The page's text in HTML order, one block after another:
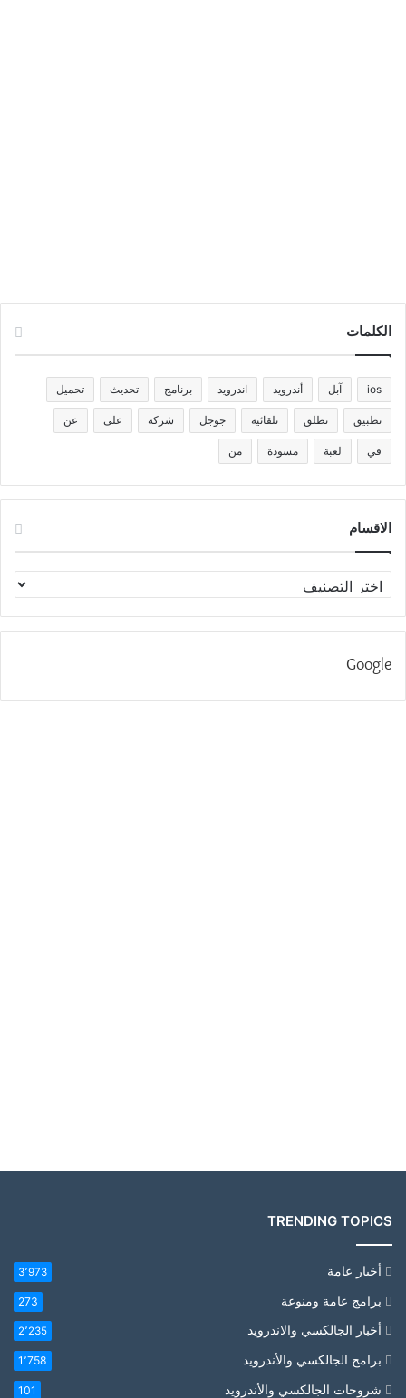
الكلمات
ios آبل أندرويد اندرويد برنامج تحديث تحميل
تطبيق تطلق تلقائية جوجل شركة على عن
في لعبة مسودة من
الاقسام
الاقسام
Google
TRENDING TOPICS
أخبار عامة 3٬973
برامج عامة ومنوعة 273
أخبار الجالكسي والاندرويد 2٬235
برامج الجالكسي والأندرويد 1٬758
شروحات الجالكسي والأندرويد 101